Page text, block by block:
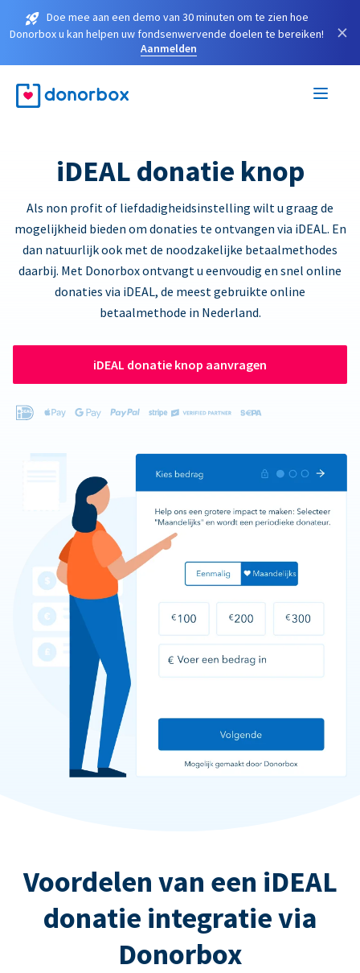
Doe mee aan een demo van 30 minuten om te zien hoe
Donorbox u kan helpen uw fondsenwervende doelen te bereiken!
Aanmelden
×
iDEAL donatie knop
Als non profit of liefdadigheidsinstelling wilt u graag de
mogelijkheid bieden om donaties te ontvangen via iDEAL. En
dan natuurlijk ook met de noodzakelijke betaalmethodes
daarbij. Met Donorbox ontvangt u eenvoudig en snel online
donaties via iDEAL, de meest gebruikte online
betaalmethode in Nederland.
iDEAL donatie knop aanvragen
Voordelen van een iDEAL
donatie integratie via
Donorbox